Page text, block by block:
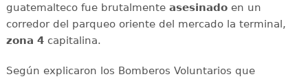
guatemalteco fue brutalmente asesinadoen un
corredor del parqueo oriente del mercado la terminal,
zona 4capitalina.
Según explicaron los Bomberos Voluntarios que